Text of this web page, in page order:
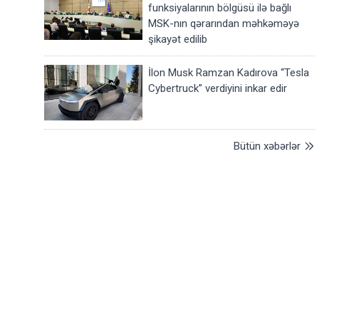
funksiyalarının bölgüsü ilə bağlı
MSK-nın qərarından məhkəməyə
şikayət edilib
İlon Musk Ramzan Kadırova “Tesla
Cybertruck” verdiyini inkar edir
Bütün xəbərlər